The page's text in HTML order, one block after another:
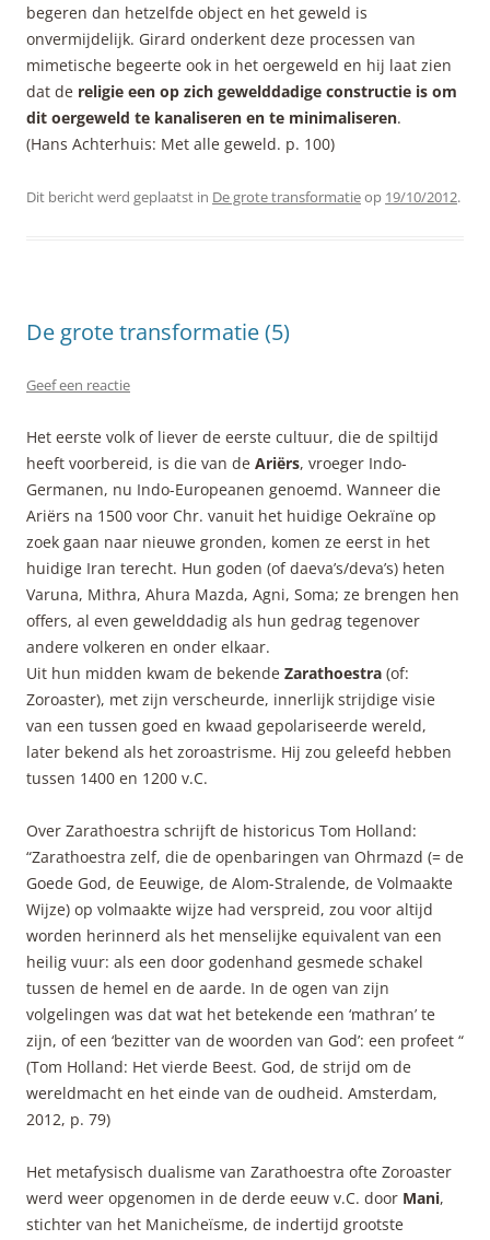
begeren dan hetzelfde object en het geweld is
onvermijdelijk. Girard onderkent deze processen van
mimetische begeerte ook in het oergeweld en hij laat zien
dat de religie een op zich gewelddadige constructie is om
dit oergeweld te kanaliseren en te minimaliseren.
(Hans Achterhuis: Met alle geweld. p. 100)
Dit bericht werd geplaatst in De grote transformatieop 19/10/2012.
De grote transformatie (5)
Geef een reactie
Het eerste volk of liever de eerste cultuur, die de spiltijd
heeft voorbereid, is die van de Ariërs, vroeger Indo-
Germanen, nu Indo-Europeanen genoemd. Wanneer die
Ariërs na 1500 voor Chr. vanuit het huidige Oekraïne op
zoek gaan naar nieuwe gronden, komen ze eerst in het
huidige Iran terecht. Hun goden (of daeva’s/deva’s) heten
Varuna, Mithra, Ahura Mazda, Agni, Soma; ze brengen hen
offers, al even gewelddadig als hun gedrag tegenover
andere volkeren en onder elkaar.
Uit hun midden kwam de bekende Zarathoestra (of:
Zoroaster), met zijn verscheurde, innerlijk strijdige visie
van een tussen goed en kwaad gepolariseerde wereld,
later bekend als het zoroastrisme. Hij zou geleefd hebben
tussen 1400 en 1200 v.C.
Over Zarathoestra schrijft de historicus Tom Holland:
“Zarathoestra zelf, die de openbaringen van Ohrmazd (= de
Goede God, de Eeuwige, de Alom-Stralende, de Volmaakte
Wijze) op volmaakte wijze had verspreid, zou voor altijd
worden herinnerd als het menselijke equivalent van een
heilig vuur: als een door godenhand gesmede schakel
tussen de hemel en de aarde. In de ogen van zijn
volgelingen was dat wat het betekende een ‘mathran’ te
zijn, of een ‘bezitter van de woorden van God’: een profeet “
(Tom Holland: Het vierde Beest. God, de strijd om de
wereldmacht en het einde van de oudheid. Amsterdam,
2012, p. 79)
Het metafysisch dualisme van Zarathoestra ofte Zoroaster
werd weer opgenomen in de derde eeuw v.C. door Mani,
stichter van het Manicheïsme, de indertijd grootste